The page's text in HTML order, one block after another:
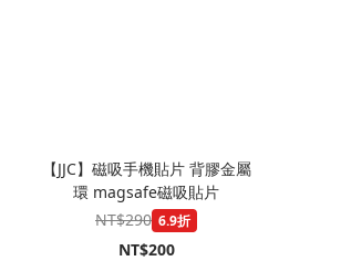
【JJC】磁吸手機貼片 背膠金屬
環 magsafe磁吸貼片
NT$290 6.9折
NT$200